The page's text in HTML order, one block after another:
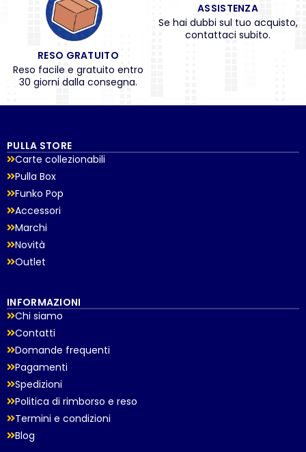
RESO GRATUITO
Reso facile e gratuito entro
30 giorni dalla consegna.
ASSISTENZA
Se hai dubbi sul tuo acquisto,
contattaci subito.
PULLA STORE
Carte collezionabili
Pulla Box
Funko Pop
Accessori
Marchi
Novità
Outlet
INFORMAZIONI
Chi siamo
Contatti
Domande frequenti
Pagamenti
Spedizioni
Politica di rimborso e reso
Termini e condizioni
Blog